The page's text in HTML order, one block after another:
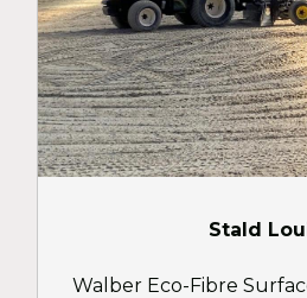
Stald
Walber Eco-Fibre